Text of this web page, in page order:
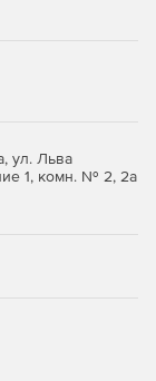
ул. Льва
1, комн. № 2, 2а